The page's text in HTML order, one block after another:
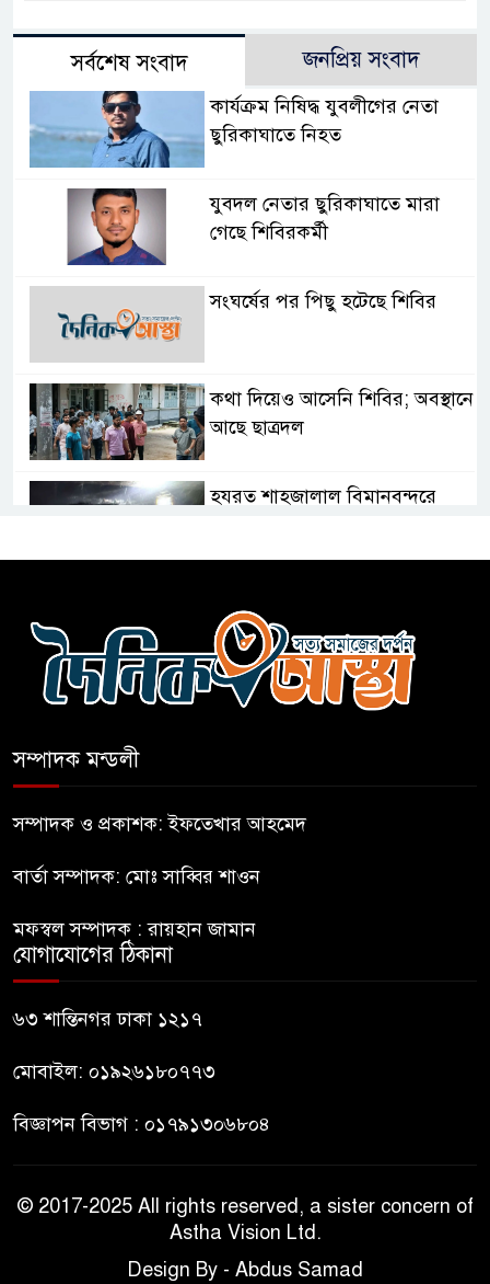
সর্বশেষ সংবাদ জনপ্রিয় সংবাদ
কার্যক্রম নিষিদ্ধ যুবলীগের নেতা
ছুরিকাঘাতে নিহত
যুবদল নেতার ছুরিকাঘাতে মারা
গেছে শিবিরকর্মী
সংঘর্ষের পর পিছু হটেছে শিবির
কথা দিয়েও আসেনি শিবির; অবস্থানে
আছে ছাত্রদল
হযরত শাহজালাল বিমানবন্দরে
কিশোর
ভারত থেকে আসছে ২ দশমিক ৩
মেট্রিক টন টিয়ার শেল
অভাব
বহিষ্কৃত জামাত নেতার কর্মীরা যোগ
সম্পাদক মন্ডলী
সম্পাদক ও প্রকাশক: ইফতেখার আহমেদ
বার্তা সম্পাদক: মোঃ সাব্বির শাওন
মফস্বল সম্পাদক : রায়হান জামান
যোগাযোগের ঠিকানা
৬৩ শান্তিনগর ঢাকা ১২১৭
মোবাইল: ০১৯২৬১৮০৭৭৩
বিজ্ঞাপন বিভাগ : ০১৭৯১৩০৬৮০৪
© 2017-2025 All rights reserved, a sister concern of
Astha Vision Ltd.
Design By - Abdus Samad